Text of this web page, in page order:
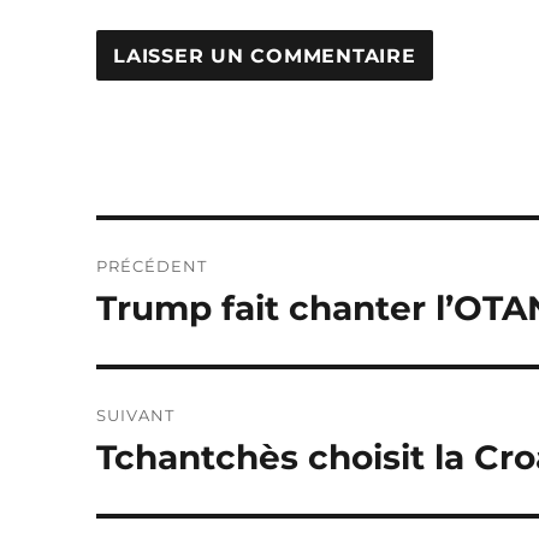
de
PRÉCÉDENT
Publication
Trump fait chanter
SUIVANT
Publication
Tchantchès choisit la